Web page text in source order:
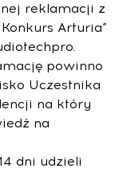
reklamacji z
Arturia”
powinno
Uczestnika
na który
na
dni udzieli